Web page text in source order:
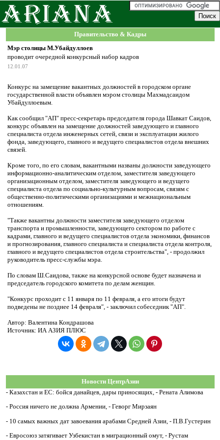
Правительство & Кадры
Мэр столицы М.Убайдуллоев
проводит очередной конкурсный набор кадров
12.01.07
Конкурс на замещение вакантных должностей в городском органе
государственной власти объявлен мэром столицы Махмадсаидом
Убайдуллоевым.
Как сообщил "АП" пресс-секретарь председателя города Шавкат Саидов,
конкурс объявлен на замещение должностей заведующего и главного
специалиста отдела инженерных сетей, связи и эксплуатации жилого
фонда, заведующего, главного и ведущего специалистов отдела внешних
связей.
Кроме того, по его словам, вакантными названы должности заведующего
информационно-аналитическим отделом, заместителя заведующего
организационным отделом, заместителя заведующего и ведущего
специалиста отдела по социально-культурным вопросам, связям с
общественно-политическими организациями и межнациональным
отношениям.
"Также вакантны должности заместителя заведующего отделом
транспорта и промышленности, заведующего сектором по работе с
кадрами, главного и ведущего специалистов отдела экономики, финансов
и прогнозирования, главного специалиста и специалиста отдела контроля,
главного и ведущего специалистов отдела строительства", - продолжил
руководитель пресс-службы мэра.
По словам Ш.Саидова, также на конкурсной основе будет назначена и
председатель городского комитета по делам женщин.
"Конкурс проходит с 11 января по 11 февраля, а его итоги будут
подведены не позднее 14 февраля", - заключил собеседник "АП".
Автор: Валентина Кондрашова
Источник: ИА АЗИЯ ПЛЮС
Новости ЦентрАзии
- Казахстан и ЕС: бойся данайцев, дары приносящих, - Рената Алимова
- Россия ничего не должна Армении, - Геворг Мирзаян
- 10 самых важных дат завоевания арабами Средней Азии, - П.В.Густерин
- Евросоюз затягивает Узбекистан в миграционный омут, - Рустам